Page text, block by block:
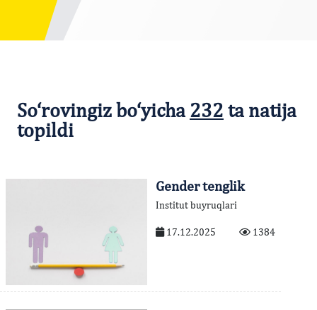
So‘rovingiz bo‘yicha 232 ta natija
topildi
Gender tenglik
Institut buyruqlari
17.12.2025 1384